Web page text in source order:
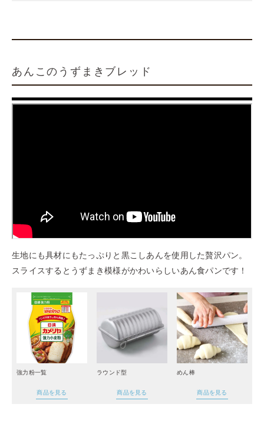
あんこのうずまきブレッド
生地にも具材にもたっぷりと黒こしあんを使用した贅沢パン。
スライスするとうずまき模様がかわいらしいあん食パンです！
強力粉一覧
商品を見る
ラウンド型
商品を見る
めん棒
商品を見る